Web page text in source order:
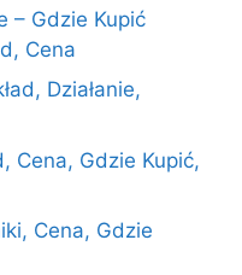
– Gdzie Kupić
Cena
Działanie,
Cena, Gdzie Kupić,
Cena, Gdzie